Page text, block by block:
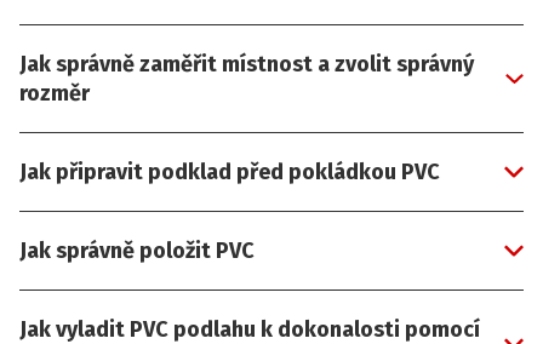
Jak správně zaměřit místnost a zvolit správný
rozměr
Jak připravit podklad před pokládkou PVC
Jak správně položit PVC
Jak vyladit PVC podlahu k dokonalosti pomocí